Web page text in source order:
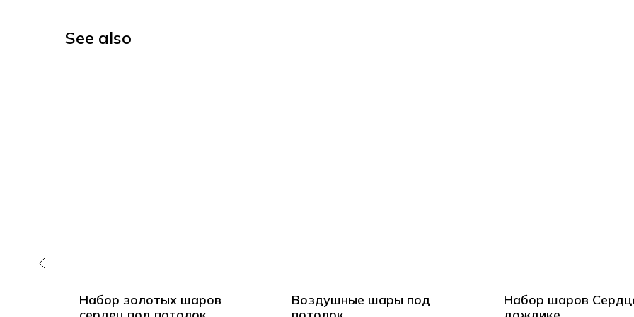
See also
Набор золотых шаров
Воздушные шары под
Набор шаров